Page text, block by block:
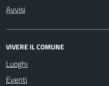
Avvisi
VIVERE IL COMUNE
Luoghi
Eventi